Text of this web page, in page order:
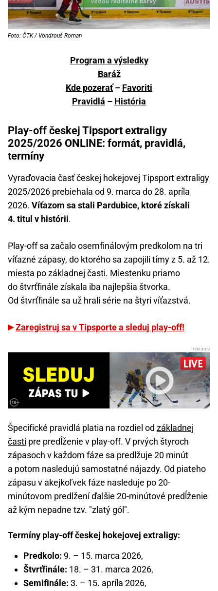
Foto: ČTK / Vondrouš Roman
Program a výsledky
Baráž
Kde pozerať– Favoriti
Pravidlá – História
Play-off českej Tipsport extraligy
2025/2026 ONLINE: formát, pravidlá,
termíny
Vyraďovacia časť českej hokejovej Tipsport extraligy
2025/2026 prebiehala od 9. marca do 28. apríla
2026. Víťazom sa stali Pardubice, ktoré získali
4. titul v histórii.
Play-off sa začalo osemfinálovým predkolom na tri
víťazné zápasy, do ktorého sa zapojili tímy z 5. až 12.
miesta po základnej časti. Miestenku priamo
do štvrťfinále získala iba najlepšia štvorka.
Od štvrťfinále sa už hrali série na štyri víťazstvá.
Zaregistruj sa v Tipsporte a sleduj play-off!
Špecifické pravidlá platia na rozdiel od základnej
časti pre predĺženie v play-off. V prvých štyroch
zápasoch v každom fáze sa predlžuje 20 minút
a potom nasledujú samostatné nájazdy. Od piateho
zápasu v akejkoľvek fáze nasleduje po 20-
minútovom predlžení ďalšie 20-minútové predĺženie
až kým nepadne tzv. "zlatý gól".
Termíny play-off českej hokejovej extraligy:
Predkolo: 9. – 15. marca 2026,
Štvrťfinále: 18. – 31. marca 2026,
Semifinále: 3. – 15. apríla 2026,